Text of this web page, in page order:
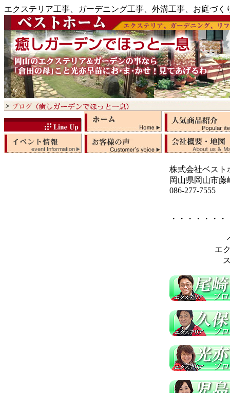
エクステリア工事、ガーデニング工事、外溝工事、お庭づ
株式会社ベスト
岡山県岡山市藤
086-277-7555
・・・・・・
エ